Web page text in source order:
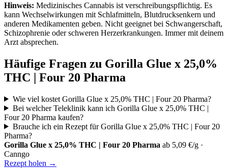
Hinweis: Medizinisches Cannabis ist verschreibungspflichtig. Es
kann Wechselwirkungen mit Schlafmitteln, Blutdrucksenkern und
anderen Medikamenten geben. Nicht geeignet bei Schwangerschaft,
Schizophrenie oder schweren Herzerkrankungen. Immer mit deinem
Arzt absprechen.
Häufige Fragen zu Gorilla Glue x 25,0%
THC | Four 20 Pharma
Wie viel kostet Gorilla Glue x 25,0% THC | Four 20 Pharma?
Bei welcher Teleklinik kann ich Gorilla Glue x 25,0% THC |
Four 20 Pharma kaufen?
Brauche ich ein Rezept für Gorilla Glue x 25,0% THC | Four 20
Pharma?
Gorilla Glue x 25,0% THC | Four 20 Pharma ab 5,09 €/g ·
Canngo
Rezept holen →